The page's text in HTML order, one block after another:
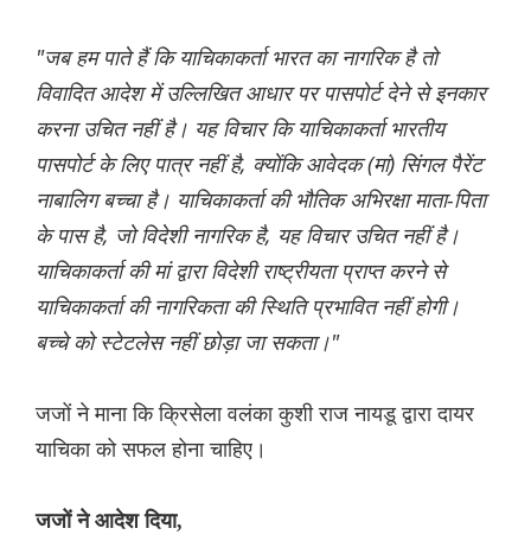
"जब हम पाते हैं कि याचिकाकर्ता भारत का नागरिक है तो
विवादित आदेश में उल्लिखित आधार पर पासपोर्ट देने से इनकार
करना उचित नहीं है। यह विचार कि याचिकाकर्ता भारतीय
पासपोर्ट के लिए पात्र नहीं है, क्योंकि आवेदक (मां) सिंगल पैरेंट
नाबालिग बच्चा है। याचिकाकर्ता की भौतिक अभिरक्षा माता-पिता
के पास है, जो विदेशी नागरिक है, यह विचार उचित नहीं है।
याचिकाकर्ता की मां द्वारा विदेशी राष्ट्रीयता प्राप्त करने से
याचिकाकर्ता की नागरिकता की स्थिति प्रभावित नहीं होगी।
बच्चे को स्टेटलेस नहीं छोड़ा जा सकता।"
जजों ने माना कि क्रिसेला वलंका कुशी राज नायडू द्वारा दायर
याचिका को सफल होना चाहिए।
जजों ने आदेश दिया,